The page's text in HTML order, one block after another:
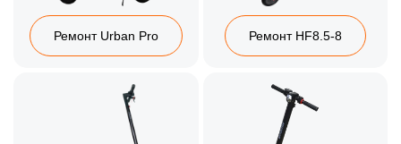
Ремонт Urban Pro Ремонт HF8.5-8